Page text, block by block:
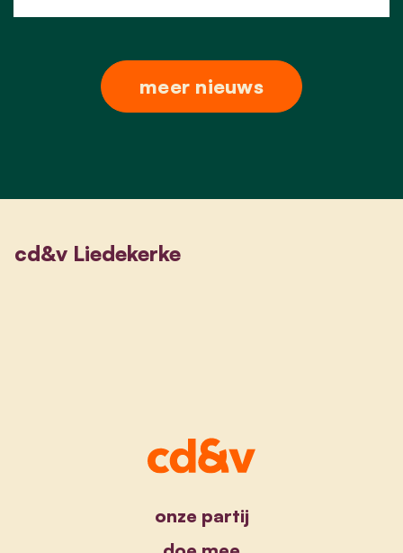
meer nieuws
cd&v Liedekerke
onze partij